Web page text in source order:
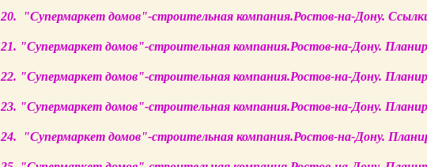
20. "Супермаркет домов"-строительная компания.Ростов-на-Дону.
21. "Супермаркет домов"-строительная компания.Ростов-на-Дону.
22. "Супермаркет домов"-строительная компания.Ростов-на-Дону.
23. "Супермаркет домов"-строительная компания.Ростов-на-Дону.
24. "Супермаркет домов"-строительная компания.Ростов-на-Дону.